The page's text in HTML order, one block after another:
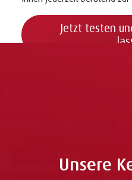
Jetzt testen
Unsere